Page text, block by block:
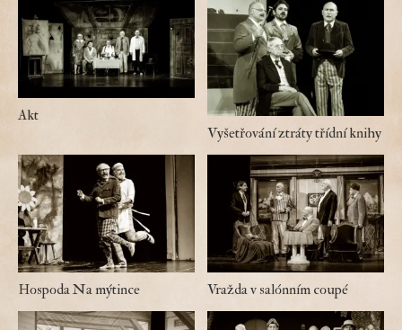
Akt
Vyšetřování ztráty třídní knihy
Hospoda Na mýtince Vražda v salónním coupé